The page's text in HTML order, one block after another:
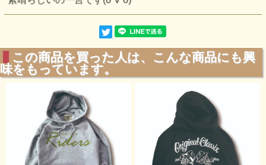
この商品を買った人は、こんな商品にも興
味をもっています。